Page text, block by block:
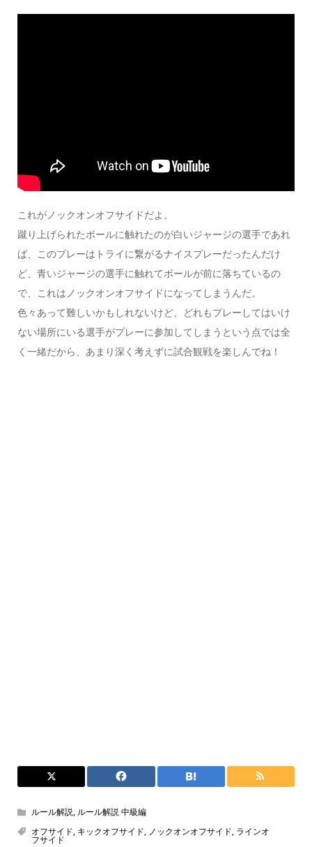
これがノックオンオフサイドだよ。
蹴り上げられたボールに触れたのが白いジャージの選手であれ
ば、このプレーはトライに繋がるナイスプレーだったんだけ
ど、 青いジャージの選手に触れてボールが前に落ちているの
で、これは ノックオンオフサイドになってしまうんだ。
色々あって難しいかもしれないけど、どれもプレーしてはいけ
ない場所にいる選手がプレーに参加してしまう という点では全
く一緒だから、あまり深く考えずに試合観戦を楽しんでね！
ルール解説, ルール解説 中級編
オフサイド, キックオフサイド, ノックオンオフサイド, ラインオ
フサイド